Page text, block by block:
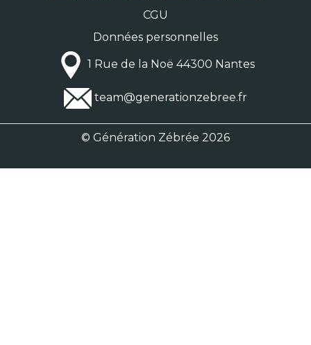
CGU
Données personnelles
1 Rue de la Noë 44300 Nantes
team@generationzebree.fr
© Génération Zébrée 2026